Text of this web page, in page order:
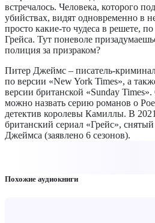
встречалось. Человека, которого
убийствах, видят одновременно в
просто какие-то чудеса в решете,
Грейса. Тут поневоле
полиция за призраком?
Питер Джеймс – писатель-
по версии «New York Times», а
версии британской «Sunday
можно назвать серию романов о
детектив королевы Камиллы. В
британский сериал «Грейс»,
Джеймса (заявлено 6 сезонов).
Похожие аудиокниги